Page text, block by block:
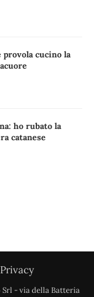
provola cucino la
ho rubato la
catanese
- via della Batteria